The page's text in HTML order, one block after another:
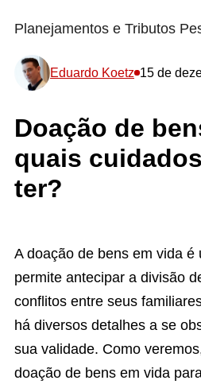
Planejamentos e Tributos
Eduardo Koetz 15 de
Doação de
quais
ter?
A doação de bens em vida é
permite antecipar a divisão
conflitos entre seus
há diversos detalhes a se
sua validade. Como
doação de bens em vida